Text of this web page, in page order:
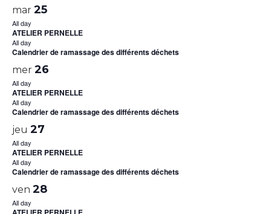
mar 25
All day
ATELIER PERNELLE
All day
Calendrier de ramassage des différents déchets
mer 26
All day
ATELIER PERNELLE
All day
Calendrier de ramassage des différents déchets
jeu 27
All day
ATELIER PERNELLE
All day
Calendrier de ramassage des différents déchets
ven 28
All day